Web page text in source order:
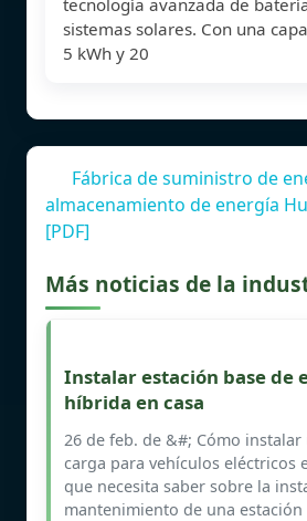
sistemas solares. Con una
5 kWh y 20
Fábrica de suministro de
almacenamiento de energía
[PDF]
Más noticias de la
Instalar estación base de
híbrida en casa
26 de feb. de &#; Cómo
carga para vehículos eléctricos
que necesita saber sobre la
mantenimiento de una estación